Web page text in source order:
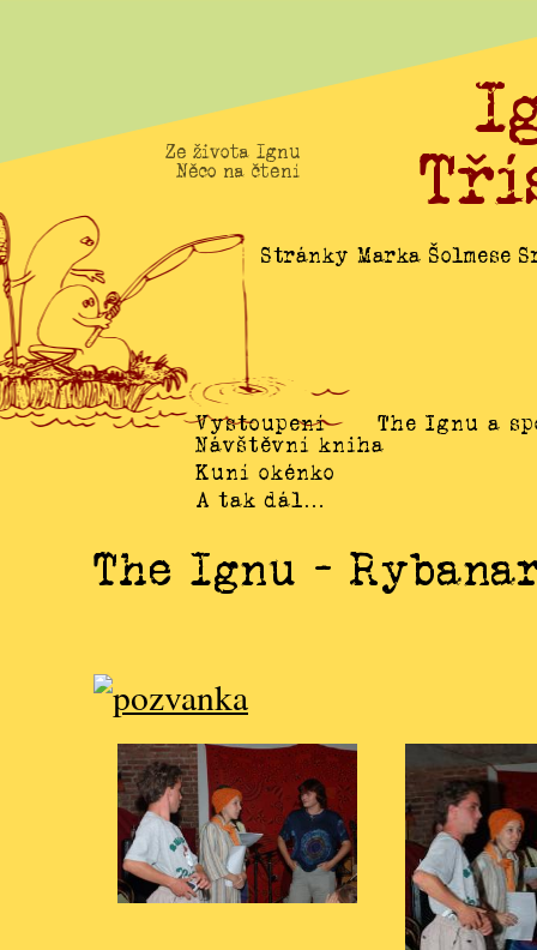
Ze života Ignu
Něco na čtení
Stránky Marka
Vystoupení
The Ignu a
Návštěvní kniha
Kuní okénko
A tak dál…
The Ignu -